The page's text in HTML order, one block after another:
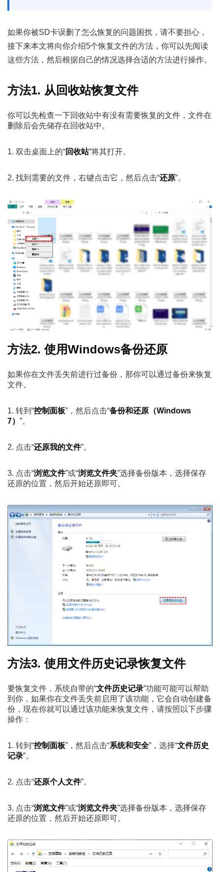
如果你被SD卡误删了怎么恢复的问题困扰，请不要担心，
接下来本文将向你介绍5个恢复文件的方法，你可以先阅读
这些方法，然后根据自己的情况选择合适的方法进行操作。
方法1. 从回收站恢复文件
你可以先检查一下回收站中有没有需要恢复的文件，文件在
删除后会先储存在回收站中。
1. 双击桌面上的“回收站”将其打开。
2. 找到需要的文件，右键点击它，然后点击“还原”。
方法2. 使用Windows备份还原
如果你在文件丢失前进行过备份，那你可以通过备份来恢复
文件。
1. 转到“控制面板”，然后点击“备份和还原（Windows
7） ”。
2. 点击“还原我的文件”。
3. 点击“浏览文件”或“浏览文件夹”选择备份版本，选择保存
还原的位置，然后开始还原即可。
方法3. 使用文件历史记录恢复文件
要恢复文件，系统自带的“文件历史记录”功能可能可以帮助
到你，如果你在文件丢失前启用了该功能，它会自动创建备
份，现在你就可以通过该功能来恢复文件，请按照以下步骤
操作：
1. 转到“控制面板”，然后点击“系统和安全”，选择“文件历史
记录”。
2. 点击“还原个人文件”。
3. 点击“浏览文件”或“浏览文件夹”选择备份版本，选择保存
还原的位置，然后开始还原即可。